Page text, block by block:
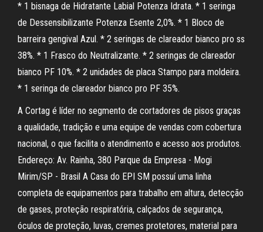
* 1 bisnaga de Hidratante Labial Potenza Idrata. * 1 seringa
de Dessensibilizante Potenza Esente 2,0%. * 1 Bloco de
barreira gengival Azul. * 2 seringas de clareador bianco pro ss
38%. * 1 Frasco do Neutralizante. * 2 seringas de clareador
bianco PF 10%. * 2 unidades de placa Stampo para moldeira.
* 1 seringa de clareador bianco pro PF 35%.
A Cortag é líder no segmento de cortadores de pisos graças
a qualidade, tradição e uma equipe de vendas com cobertura
nacional, o que facilita o atendimento e acesso aos produtos.
Endereço: Av. Rainha, 380 Parque da Empresa - Mogi
Mirim/SP - Brasil A Casa do EPI SM possuí uma linha
completa de equipamentos para trabalho em altura, detecção
de gases, proteção respiratória, calçados de segurança,
óculos de proteção, luvas, cremes protetores, material para